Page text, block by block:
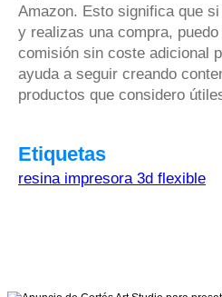
Amazon. Esto significa que si
y realizas una compra,
comisión sin coste adicional
ayuda a seguir creando
productos que considero
Etiquetas
resina impresora 3d flexible